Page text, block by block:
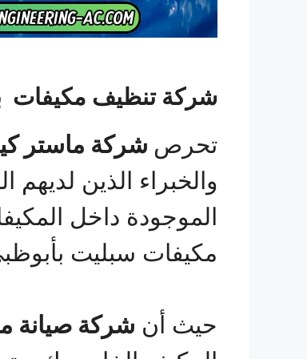
شركة تنظيف مكيفات
تحرص شركة ماستر
والخبراء الذين
الموجودة داخل
مكيفات سبليت
حيث أن شركة صيانة